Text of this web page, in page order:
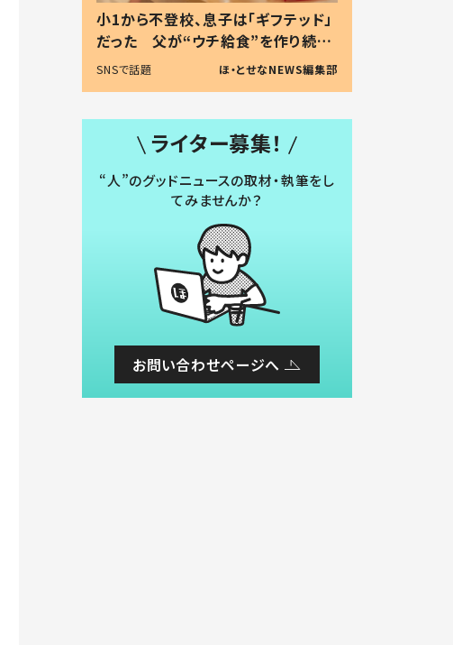
小1から不登校、息子は「ギフテッド」
だった 父が“ウチ給食”を作り続け
る理由とは #令和の親 #令和の子
SNSで話題 ほ・とせなNEWS編集部
ライター募集！
“人”のグッドニュースの取材・執筆をし
てみませんか？
お問い合わせページへ